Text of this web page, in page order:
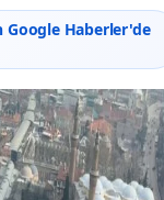
Google Haberler'de